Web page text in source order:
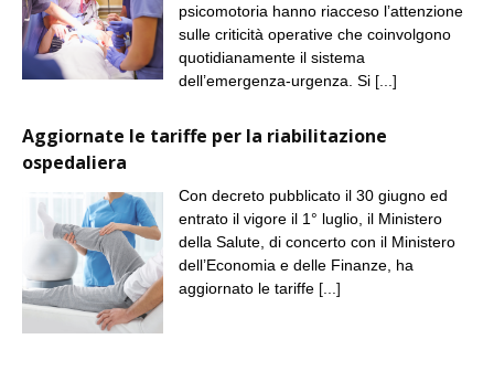
psicomotoria hanno riacceso l’attenzione
sulle criticità operative che coinvolgono
quotidianamente il sistema
dell’emergenza-urgenza. Si [...]
Aggiornate le tariffe per la riabilitazione
ospedaliera
Con decreto pubblicato il 30 giugno ed
entrato il vigore il 1° luglio, il Ministero
della Salute, di concerto con il Ministero
dell’Economia e delle Finanze, ha
aggiornato le tariffe [...]